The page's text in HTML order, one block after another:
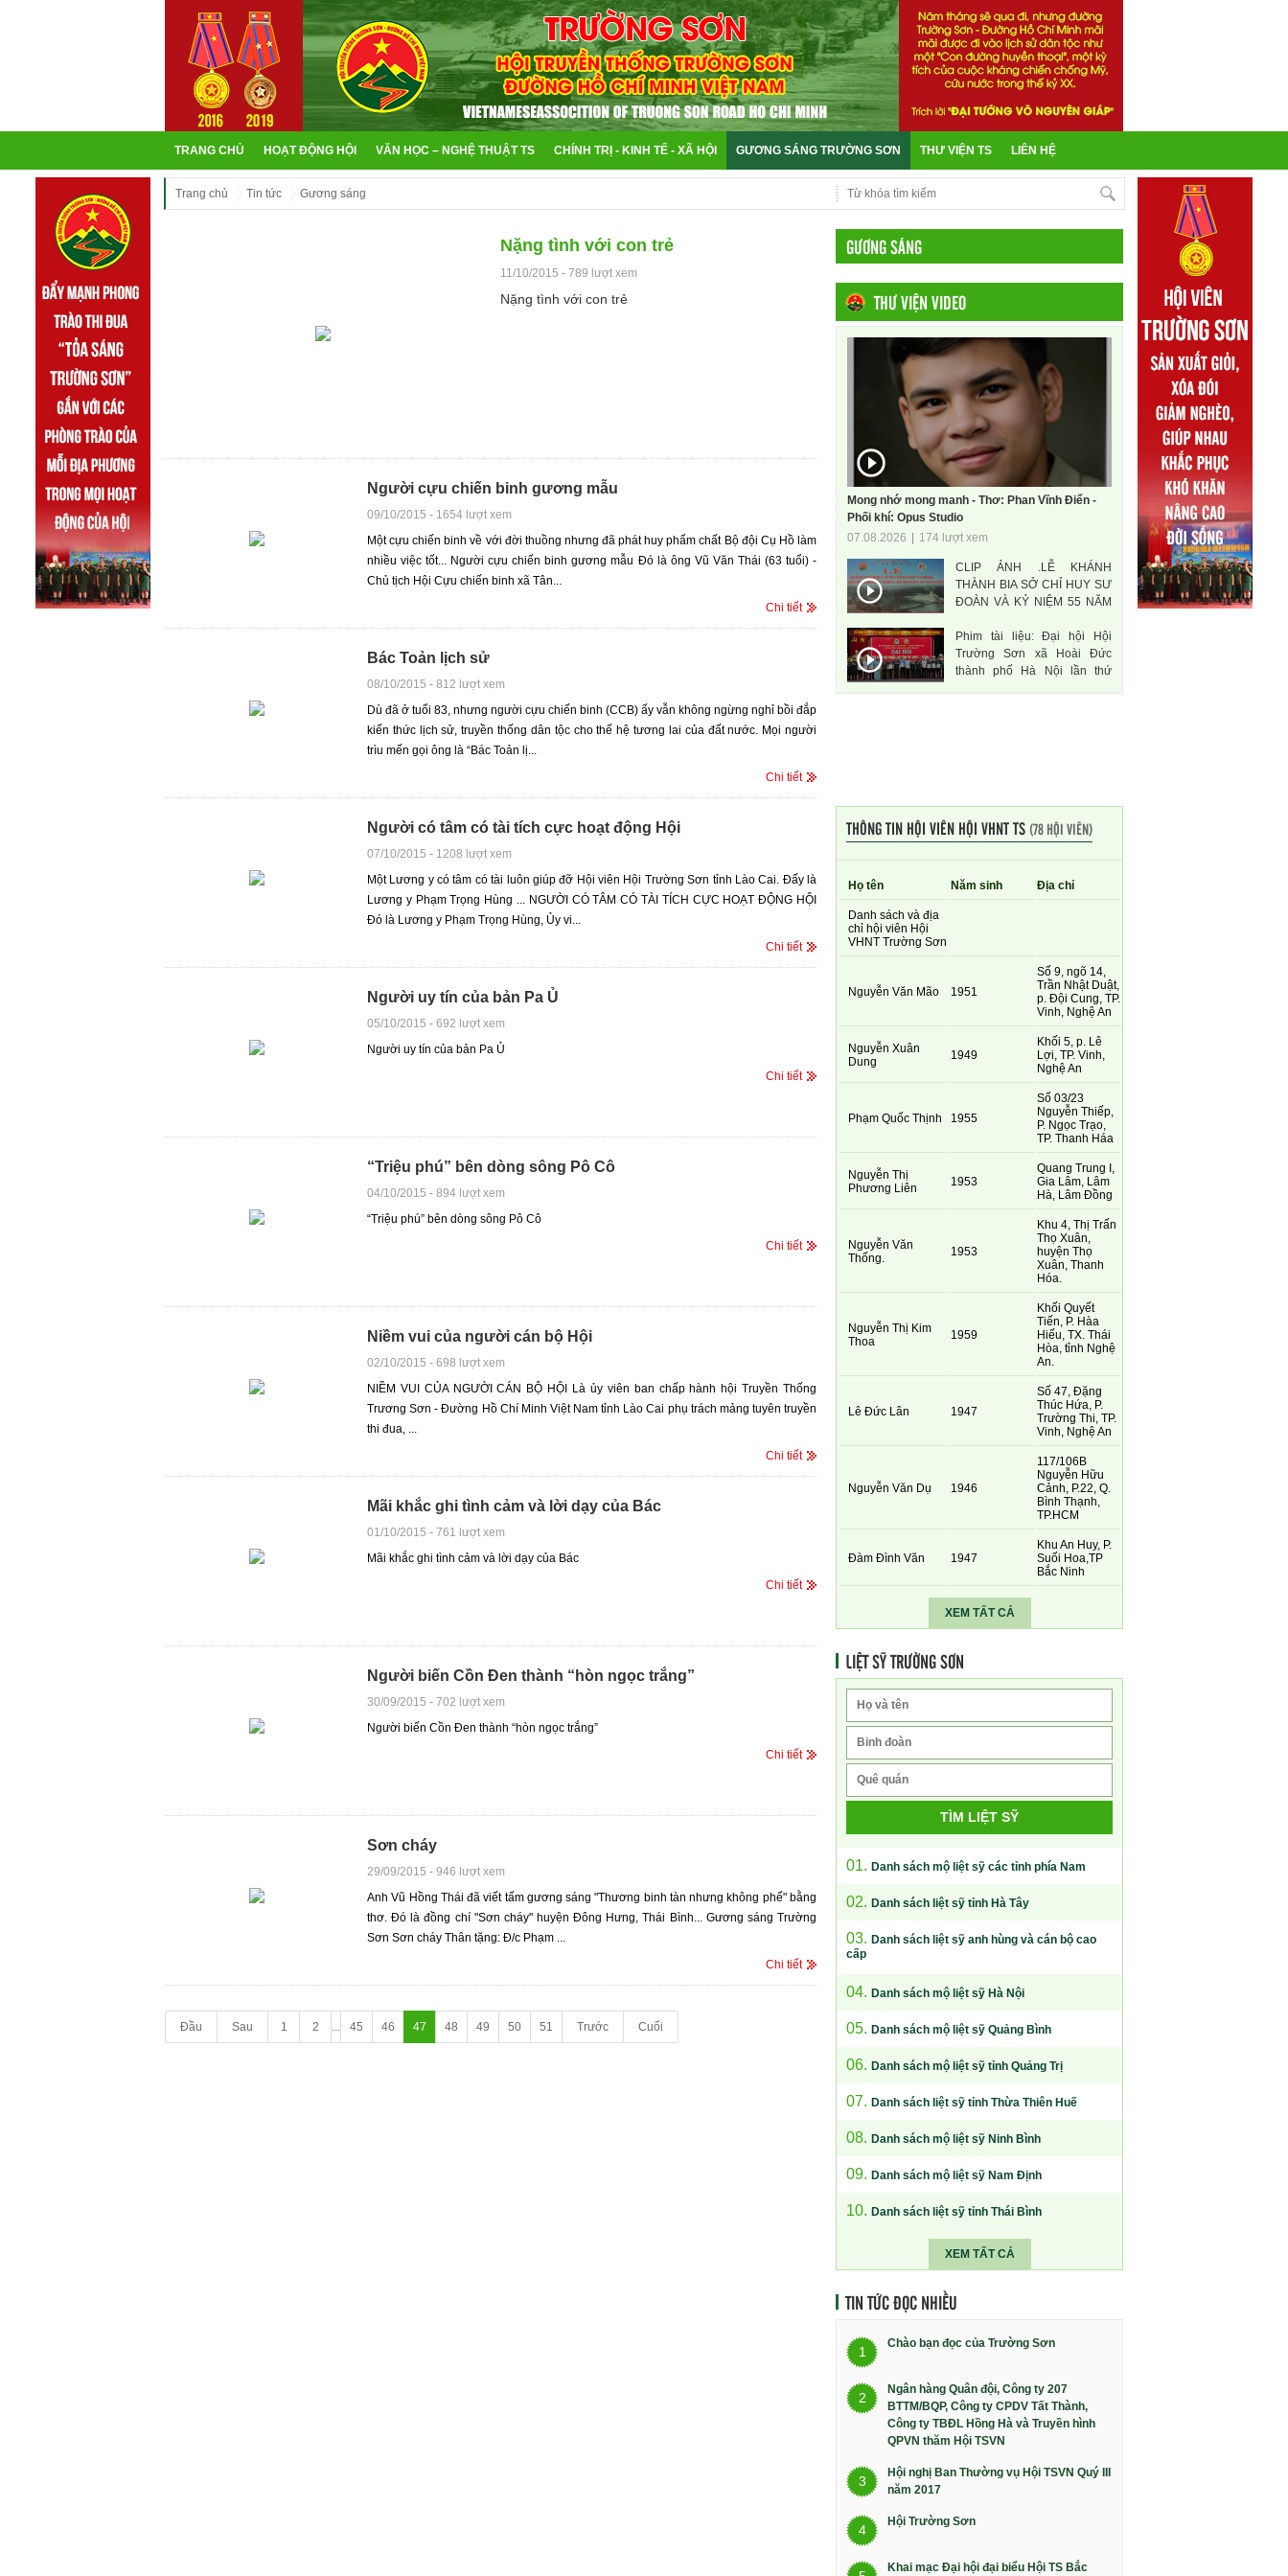
TRANG CHỦ HOẠT ĐỘNG HỘI VĂN HỌC – NGHỆ THUẬT TS CHÍNH TRỊ - KINH TẾ - XÃ HỘI GƯƠNG SÁNG TRƯỜNG SƠN THƯ VIỆN TS LIÊN HỆ
Trang chủ Tin tức Gương sáng
Nặng tình với con trẻ
11/10/2015 - 789 lượt xem
Nặng tình với con trẻ
Người cựu chiến binh gương mẫu
09/10/2015 - 1654 lượt xem
Một cựu chiến binh về với đời thuồng nhưng đã phát huy phẩm chất Bộ đội Cụ Hồ làm
nhiều việc tốt... Người cựu chiến binh gương mẫu Đó là ông Vũ Văn Thái (63 tuổi) -
Chủ tịch Hội Cựu chiến binh xã Tân...
Chi tiết
Bác Toản lịch sử
08/10/2015 - 812 lượt xem
Dù đã ở tuổi 83, nhưng người cựu chiến binh (CCB) ấy vẫn không ngừng nghỉ bồi đắp
kiến thức lịch sử, truyền thống dân tộc cho thế hệ tương lai của đất nước. Mọi người
trìu mến gọi ông là “Bác Toản lị...
Chi tiết
Người có tâm có tài tích cực hoạt động Hội
07/10/2015 - 1208 lượt xem
Một Lương y có tâm có tài luôn giúp đỡ Hội viên Hội Trường Sơn tỉnh Lào Cai. Đấy là
Lương y Phạm Trọng Hùng ... NGƯỜI CÓ TÂM CÓ TÀI TÍCH CỰC HOẠT ĐỘNG HỘI
Đó là Lương y Phạm Trọng Hùng, Ủy vi...
Chi tiết
Người uy tín của bản Pa Ủ
05/10/2015 - 692 lượt xem
Người uy tín của bản Pa Ủ
Chi tiết
“Triệu phú” bên dòng sông Pô Cô
04/10/2015 - 894 lượt xem
“Triệu phú” bên dòng sông Pô Cô
Chi tiết
Niềm vui của người cán bộ Hội
02/10/2015 - 698 lượt xem
NIỀM VUI CỦA NGƯỜI CÁN BỘ HỘI Là ủy viên ban chấp hành hội Truyền Thống
Trương Sơn - Đường Hồ Chí Minh Việt Nam tỉnh Lào Cai phụ trách mảng tuyên truyền
thi đua, ...
Chi tiết
Mãi khắc ghi tình cảm và lời dạy của Bác
01/10/2015 - 761 lượt xem
Mãi khắc ghi tình cảm và lời dạy của Bác
Chi tiết
Người biến Cồn Đen thành “hòn ngọc trắng”
30/09/2015 - 702 lượt xem
Người biến Cồn Đen thành “hòn ngọc trắng”
Chi tiết
Sơn cháy
29/09/2015 - 946 lượt xem
Anh Vũ Hồng Thái đã viết tấm gương sáng "Thương binh tàn nhưng không phế" bằng
thơ. Đó là đồng chí "Sơn cháy" huyện Đông Hưng, Thái Bình... Gương sáng Trường
Sơn Sơn cháy Thân tặng: Đ/c Phạm ...
Chi tiết
Đầu Sau 1 2 ... 45 46 47 48 49 50 51 Trước Cuối
GƯƠNG SÁNG
THƯ VIỆN VIDEO
Mong nhớ mong manh - Thơ: Phan Vĩnh Điển -
Phối khí: Opus Studio
07.08.2026
174 lượt xem
CLIP ẢNH .LỄ KHÁNH
THÀNH BIA SỞ CHỈ HUY SƯ
ĐOÀN VÀ KỶ NIỆM 55 NĂM
ANH HÙNG
Phim tài liệu: Đại hội Hội
Trường Sơn xã Hoài Đức
thành phố Hà Nội lần thứ
THÔNG TIN HỘI VIÊN HỘI VHNT TS(78 HỘI VIÊN)
Họ tên Năm sinh Địa chỉ
Danh sách và địa
chỉ hội viên Hội
VHNT Trường Sơn
Nguyễn Văn Mão 1951
Số 9, ngõ 14,
Trần Nhật Duật,
p. Đội Cung, TP.
Vinh, Nghệ An
Nguyễn Xuân
Dung
1949
Khối 5, p. Lê
Lợi, TP. Vinh,
Nghệ An
Phạm Quốc Thịnh 1955
Số 03/23
Nguyễn Thiếp,
P. Ngọc Trạo,
TP. Thanh Háa
Nguyễn Thị
Phương Liên
1953
Quang Trung I,
Gia Lâm, Lâm
Hà, Lâm Đồng
Nguyễn Văn
Thống.
1953
Khu 4, Thị Trấn
Thọ Xuân,
huyện Thọ
Xuân, Thanh
Hóa.
Nguyễn Thị Kim
Thoa
1959
Khối Quyết
Tiến, P. Hàa
Hiếu, TX. Thái
Hòa, tỉnh Nghệ
An.
Lê Đức Lân 1947
Số 47, Đặng
Thúc Hứa, P.
Trường Thi, TP.
Vinh, Nghệ An
Nguyễn Văn Dụ 1946
117/106B
Nguyễn Hữu
Cảnh, P.22, Q.
Bình Thạnh,
TP.HCM
Đàm Đình Văn 1947
Khu An Huy, P.
Suối Hoa,TP
Bắc Ninh
XEM TẤT CẢ
LIỆT SỸ TRƯỜNG SƠN
TÌM LIỆT SỸ
01. Danh sách mộ liệt sỹ các tỉnh phía Nam
02. Danh sách liệt sỹ tỉnh Hà Tây
03. Danh sách liệt sỹ anh hùng và cán bộ cao
cấp
04. Danh sách mộ liệt sỹ Hà Nội
05. Danh sách mộ liệt sỹ Quảng Bình
06. Danh sách mộ liệt sỹ tỉnh Quảng Trị
07. Danh sách liệt sỹ tỉnh Thừa Thiên Huế
08. Danh sách mộ liệt sỹ Ninh Bình
09. Danh sách mộ liệt sỹ Nam Định
10. Danh sách liệt sỹ tỉnh Thái Bình
XEM TẤT CẢ
TIN TỨC ĐỌC NHIỀU
1
Chào bạn đọc của Trường Sơn
2
Ngân hàng Quân đội, Công ty 207
BTTM/BQP, Công ty CPDV Tất Thành,
Công ty TBĐL Hồng Hà và Truyền hình
QPVN thăm Hội TSVN
3
Hội nghị Ban Thường vụ Hội TSVN Quý III
năm 2017
4
Hội Trường Sơn
Khai mạc Đại hội đại biểu Hội TS Bắc